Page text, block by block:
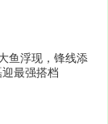
鱼浮现，锋线添
最强搭档